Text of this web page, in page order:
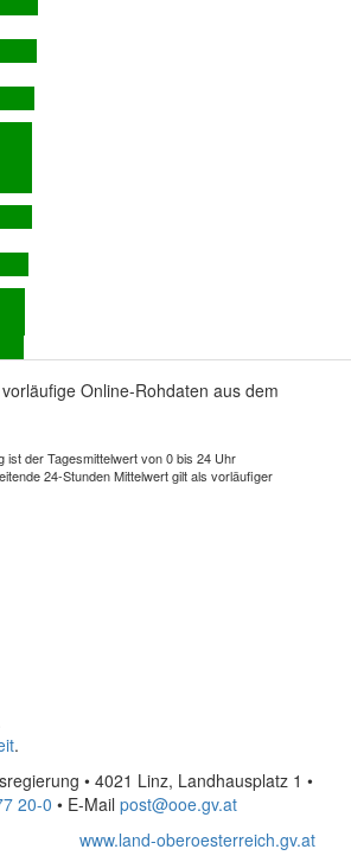
Online-Rohdaten aus dem
ist der Tagesmittelwert von 0 bis 24 Uhr
24-Stunden Mittelwert gilt als vorläufiger
.
• 4021 Linz, Landhausplatz 1 •
20-0 • E-Mail post@ooe.gv.at
www.land-oberoesterreich.gv.at